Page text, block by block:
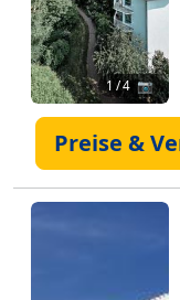
1 / 4 📷
Preise &